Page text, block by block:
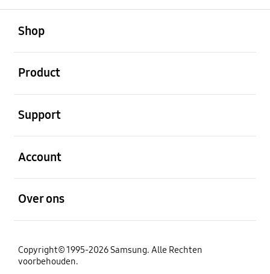
Shop
Product
Support
Account
Over ons
Copyright© 1995-2026 Samsung. Alle Rechten
voorbehouden.